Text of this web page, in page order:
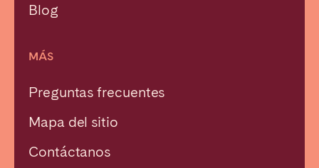
Blog
MÁS
Preguntas frecuentes
Mapa del sitio
Contáctanos